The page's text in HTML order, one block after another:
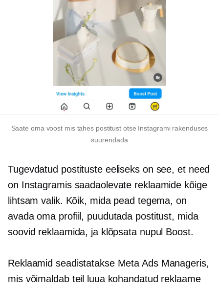
Saate oma voost mis tahes postitust otse Instagrami rakenduses
suurendada
Tugevdatud postituste eeliseks on see, et need
on Instagramis saadaolevate reklaamide kõige
lihtsam valik. Kõik, mida pead tegema, on
avada oma profiil, puudutada postitust, mida
soovid reklaamida, ja klõpsata nupul Boost.
Reklaamid seadistatakse Meta Ads Manageris,
mis võimaldab teil luua kohandatud reklaame